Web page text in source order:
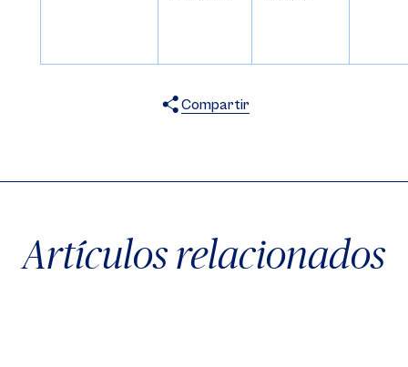
Compartir
Artículos relacionados